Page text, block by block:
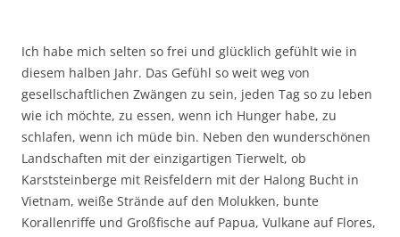
Ich habe mich selten so frei und glücklich gefühlt wie in
diesem halben Jahr. Das Gefühl so weit weg von
gesellschaftlichen Zwängen zu sein, jeden Tag so zu leben
wie ich möchte, zu essen, wenn ich Hunger habe, zu
schlafen, wenn ich müde bin. Neben den wunderschönen
Landschaften mit der einzigartigen Tierwelt, ob
Karststeinberge mit Reisfeldern mit der Halong Bucht in
Vietnam, weiße Strände auf den Molukken, bunte
Korallenriffe und Großfische auf Papua, Vulkane auf Flores,